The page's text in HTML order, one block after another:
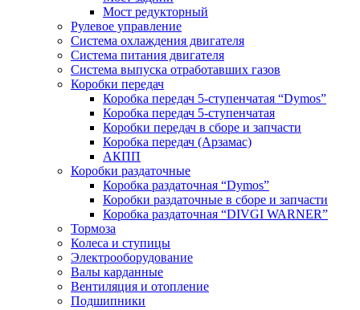
Мост редукторный
Рулевое управление
Система охлаждения двигателя
Система питания двигателя
Система выпуска отработавших газов
Коробки передач
Коробка передач 5-ступенчатая “Dymos”
Коробка передач 5-ступенчатая
Коробки передач в сборе и запчасти
Коробка передач (Арзамас)
АКПП
Коробки раздаточные
Коробка раздаточная “Dymos”
Коробки раздаточные в сборе и запчасти
Коробка раздаточная “DIVGI WARNER”
Тормоза
Колеса и ступицы
Электрооборудование
Валы карданные
Вентиляция и отопление
Подшипники